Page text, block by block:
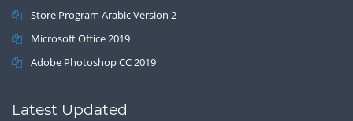
Store Program Arabic Version 2
Microsoft Office 2019
Adobe Photoshop CC 2019
Latest Updated